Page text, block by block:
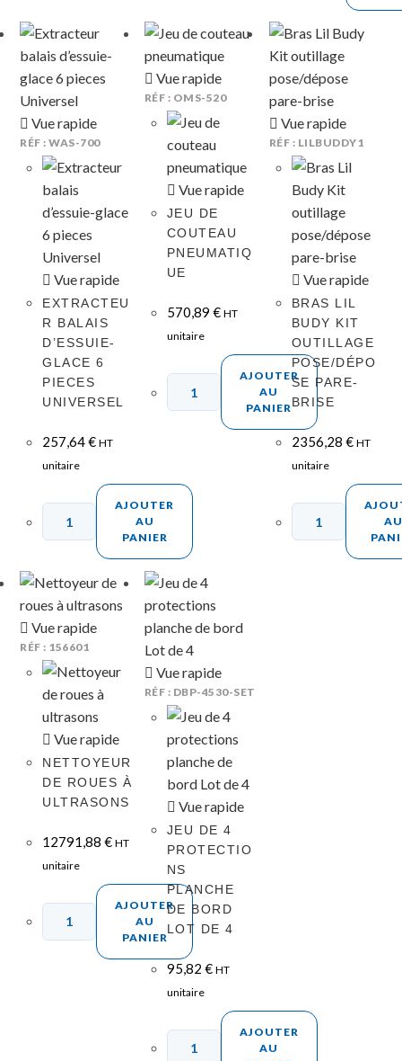
Vue rapide
RÉF : WAS-700
Vue rapide
EXTRACTEU
R BALAIS
D’ESSUIE-
GLACE 6
PIECES
UNIVERSEL
257,64€ HT
unitaire
AJOUTER
AU
PANIER
Vue rapide
RÉF : OMS-520
Vue rapide
JEU DE
COUTEAU
PNEUMATIQ
UE
570,89 € HT
unitaire
AJOUTER
AU
PANIER
Vue rapide
RÉF : LILBUDDY1
Vue rapide
BRAS LIL
BUDY KIT
OUTILLAGE
POSE/DÉPO
SE PARE-
BRISE
2356,28 € HT
unitaire
AU
Vue rapide
RÉF : 156601
Vue rapide
NETTOYEUR
DE ROUES À
ULTRASONS
12791,88€ HT
unitaire
AJOUTER
AU
PANIER
Vue rapide
RÉF : DBP-4530-SET
Vue rapide
JEU DE 4
PROTECTIO
NS
PLANCHE
DE BORD
LOT DE 4
95,82 € HT
unitaire
AJOUTER
AU